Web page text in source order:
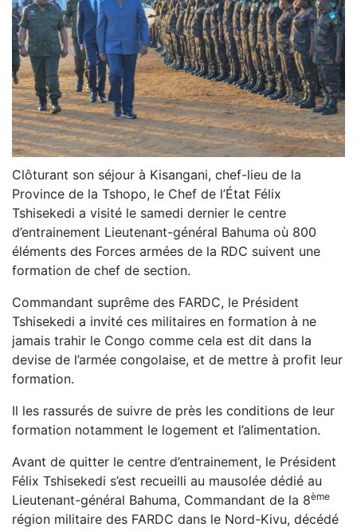
Clôturant son séjour à Kisangani, chef-lieu de la
Province de la Tshopo, le Chef de l’État Félix
Tshisekedi a visité le samedi dernier le centre
d’entrainement Lieutenant-général Bahuma où 800
éléments des Forces armées de la RDC suivent une
formation de chef de section.
Commandant suprême des FARDC, le Président
Tshisekedi a invité ces militaires en formation à ne
jamais trahir le Congo comme cela est dit dans la
devise de l’armée congolaise, et de mettre à profit leur
formation.
Il les rassurés de suivre de près les conditions de leur
formation notamment le logement et l’alimentation.
Avant de quitter le centre d’entrainement, le Président
Félix Tshisekedi s’est recueilli au mausolée dédié au
Lieutenant-général Bahuma, Commandant de la 8ème
région militaire des FARDC dans le Nord-Kivu, décédé